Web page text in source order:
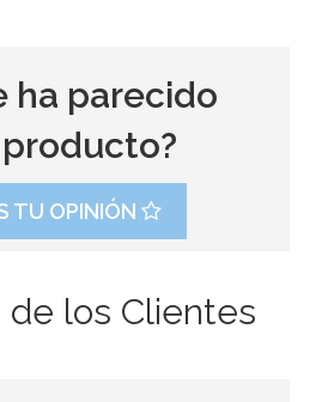
ha parecido
TU OPINIÓN
de los Clientes